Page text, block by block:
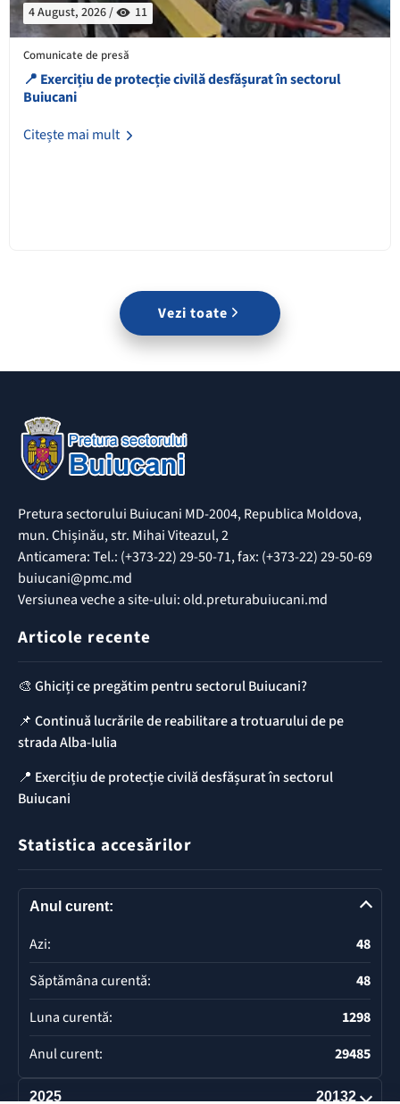
4 August, 2026 / 11
Comunicate de presă
📍 Exercițiu de protecție civilă desfășurat în sectorul
Buiucani
Citește mai mult
Vezi toate
Pretura sectorului Buiucani MD-2004, Republica Moldova,
mun. Chișinău, str. Mihai Viteazul, 2
Anticamera: Tel.: (+373-22) 29-50-71, fax: (+373-22) 29-50-69
buiucani@pmc.md
Versiunea veche a site-ului: old.preturabuiucani.md
Articole recente
🎨 Ghiciți ce pregătim pentru sectorul Buiucani?
📌 Continuă lucrările de reabilitare a trotuarului de pe
strada Alba-Iulia
📍 Exercițiu de protecție civilă desfășurat în sectorul
Buiucani
Statistica accesărilor
Anul curent:
Azi:
48
Săptămâna curentă:
48
Luna curentă:
1298
Anul curent:
29485
2025 20132